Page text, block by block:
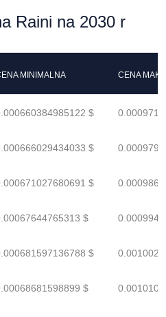
Raini na 2030 r
MINIMALNA CENA
$
$
$
$
$
$